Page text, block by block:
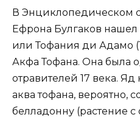
В Энциклопедическом
Ефрона Булгаков
или Тофания ди Адамо
Акфа Тофана. Она была
отравителей 17 века.
аква тофана, вероятно,
белладонну (растение